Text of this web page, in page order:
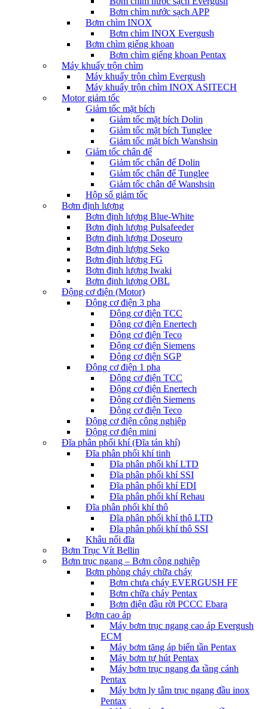
Bơm chìm nước sạch APP
Bơm chìm INOX
Bơm chìm INOX Evergush
Bơm chìm giếng khoan
Bơm chìm giếng khoan Pentax
Máy khuấy trộn chìm
Máy khuấy trộn chìm Evergush
Máy khuấy trộn chìm INOX ASITECH
Motor giảm tốc
Giảm tốc mặt bích
Giảm tốc mặt bích Dolin
Giảm tốc mặt bích Tunglee
Giảm tốc mặt bích Wanshsin
Giảm tốc chân đế
Giảm tốc chân đế Dolin
Giảm tốc chân đế Tunglee
Giảm tốc chân đế Wanshsin
Hộp số giảm tốc
Bơm định lượng
Bơm định lượng Blue-White
Bơm định lượng Pulsafeeder
Bơm định lượng Doseuro
Bơm định lượng Seko
Bơm định lượng FG
Bơm định lượng Iwaki
Bơm định lượng OBL
Động cơ điện (Motor)
Động cơ điện 3 pha
Động cơ điện TCC
Động cơ điện Enertech
Động cơ điện Teco
Động cơ điện Siemens
Động cơ điện SGP
Động cơ điện 1 pha
Động cơ điện TCC
Động cơ điện Enertech
Động cơ điện Siemens
Động cơ điện Teco
Động cơ điện công nghiệp
Động cơ điện mini
Đĩa phân phối khí (Đĩa tán khí)
Đĩa phân phối khí tinh
Đĩa phân phối khí LTD
Đĩa phân phối khí SSI
Đĩa phân phối khí EDI
Đĩa phân phối khí Rehau
Đĩa phân phối khí thô
Đĩa phân phối khí thô LTD
Đĩa phân phối khí thô SSI
Khâu nối đĩa
Bơm Trục Vít Bellin
Bơm trục ngang – Bơm công nghiệp
Bơm phòng cháy chữa cháy
Bơm chưa cháy EVERGUSH FF
Bơm chữa cháy Pentax
Bơm điện đầu rời PCCC Ebara
Bơm cao áp
Máy bơm trục ngang cao áp Evergush
ECM
Máy bơm tăng áp biến tần Pentax
Máy bơm tự hút Pentax
Máy bơm trục ngang đa tầng cánh
Pentax
Máy bơm ly tâm trục ngang đầu inox
Pentax